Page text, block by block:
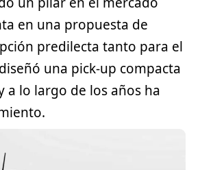
en una propuesta de
predilecta tanto para el
una pick-up compacta
a lo largo de los años ha